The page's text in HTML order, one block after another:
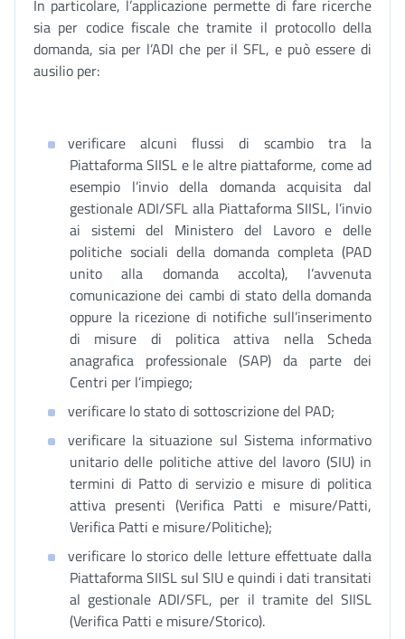
In particolare, l’applicazione permette di fare ricerche
sia per codice fiscale che tramite il protocollo della
domanda, sia per l’ADI che per il SFL, e può essere di
ausilio per:
verificare alcuni flussi di scambio tra la
Piattaforma SIISL e le altre piattaforme, come ad
esempio l’invio della domanda acquisita dal
gestionale ADI/SFL alla Piattaforma SIISL, l’invio
ai sistemi del Ministero del Lavoro e delle
politiche sociali della domanda completa (PAD
unito alla domanda accolta), l’avvenuta
comunicazione dei cambi di stato della domanda
oppure la ricezione di notifiche sull’inserimento
di misure di politica attiva nella Scheda
anagrafica professionale (SAP) da parte dei
Centri per l’impiego;
verificare lo stato di sottoscrizione del PAD;
verificare la situazione sul Sistema informativo
unitario delle politiche attive del lavoro (SIU) in
termini di Patto di servizio e misure di politica
attiva presenti (Verifica Patti e misure/Patti,
Verifica Patti e misure/Politiche);
verificare lo storico delle letture effettuate dalla
Piattaforma SIISL sul SIU e quindi i dati transitati
al gestionale ADI/SFL, per il tramite del SIISL
(Verifica Patti e misure/Storico).